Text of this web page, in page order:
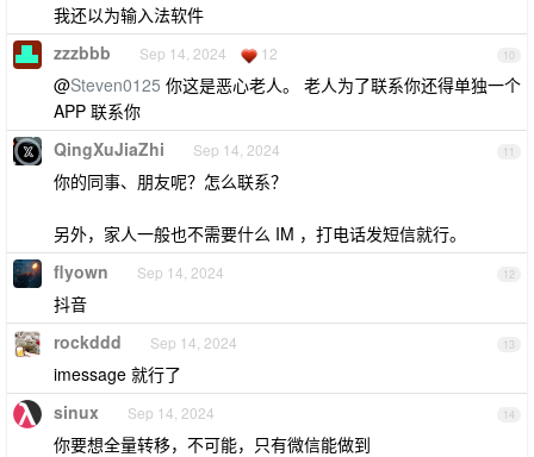
我还以为输入法软件
10
zzzbbb Sep 14, 2024 12
@Steven0125 你这是恶心老人。 老人为了联系你还得单独一个
APP 联系你
11
QingXuJiaZhi Sep 14, 2024
你的同事、朋友呢？怎么联系？
另外，家人一般也不需要什么 IM ，打电话发短信就行。
12
flyown Sep 14, 2024
抖音
13
rockddd Sep 14, 2024
imessage 就行了
14
sinux Sep 14, 2024
你要想全量转移，不可能，只有微信能做到